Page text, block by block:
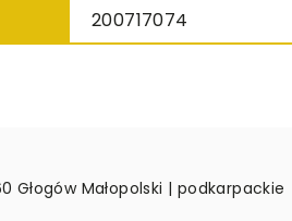
200717074
Głogów Małopolski | podkarpackie